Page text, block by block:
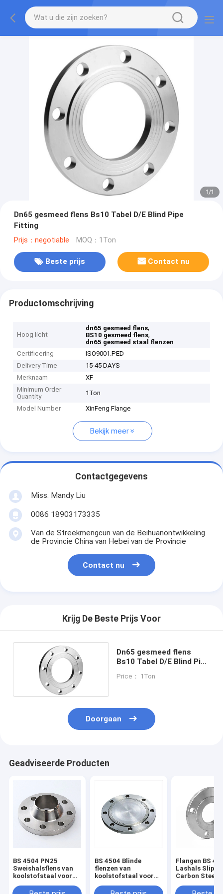
1/1
Dn65 gesmeed flens Bs10 Tabel D/E Blind Pipe
Fitting
Prijs：negotiable MOQ：1Ton
Beste prijs Contact nu
Productomschrijving
Hoog licht
dn65 gesmeed flens,
BS10 gesmeed flens,
dn65 gesmeed staal flenzen
Certificering
ISO9001.PED
Delivery Time
15-45 DAYS
Merknaam
XF
Minimum Order
Quantity
1Ton
Model Number XinFeng Flange
Bekijk meer
Contactgegevens
Miss. Mandy Liu
0086 18903173335
Van de Streekmengcun van de Beihuanontwikkeling
de Provincie China van Hebei van de Provincie
Contact nu
Krijg De Beste Prijs Voor
Dn65 gesmeed flens
Bs10 Tabel D/E Blind Pipe
Price： 1Ton
Doorgaan
Geadviseerde Producten
BS 4504 PN25
Sweishalsflens van
koolstofstaal voor
leidingsystemen
BS 4504 Blinde
flenzen van
koolstofstaal voor
Flangen BS
Lashals Slip
Carbon Steel